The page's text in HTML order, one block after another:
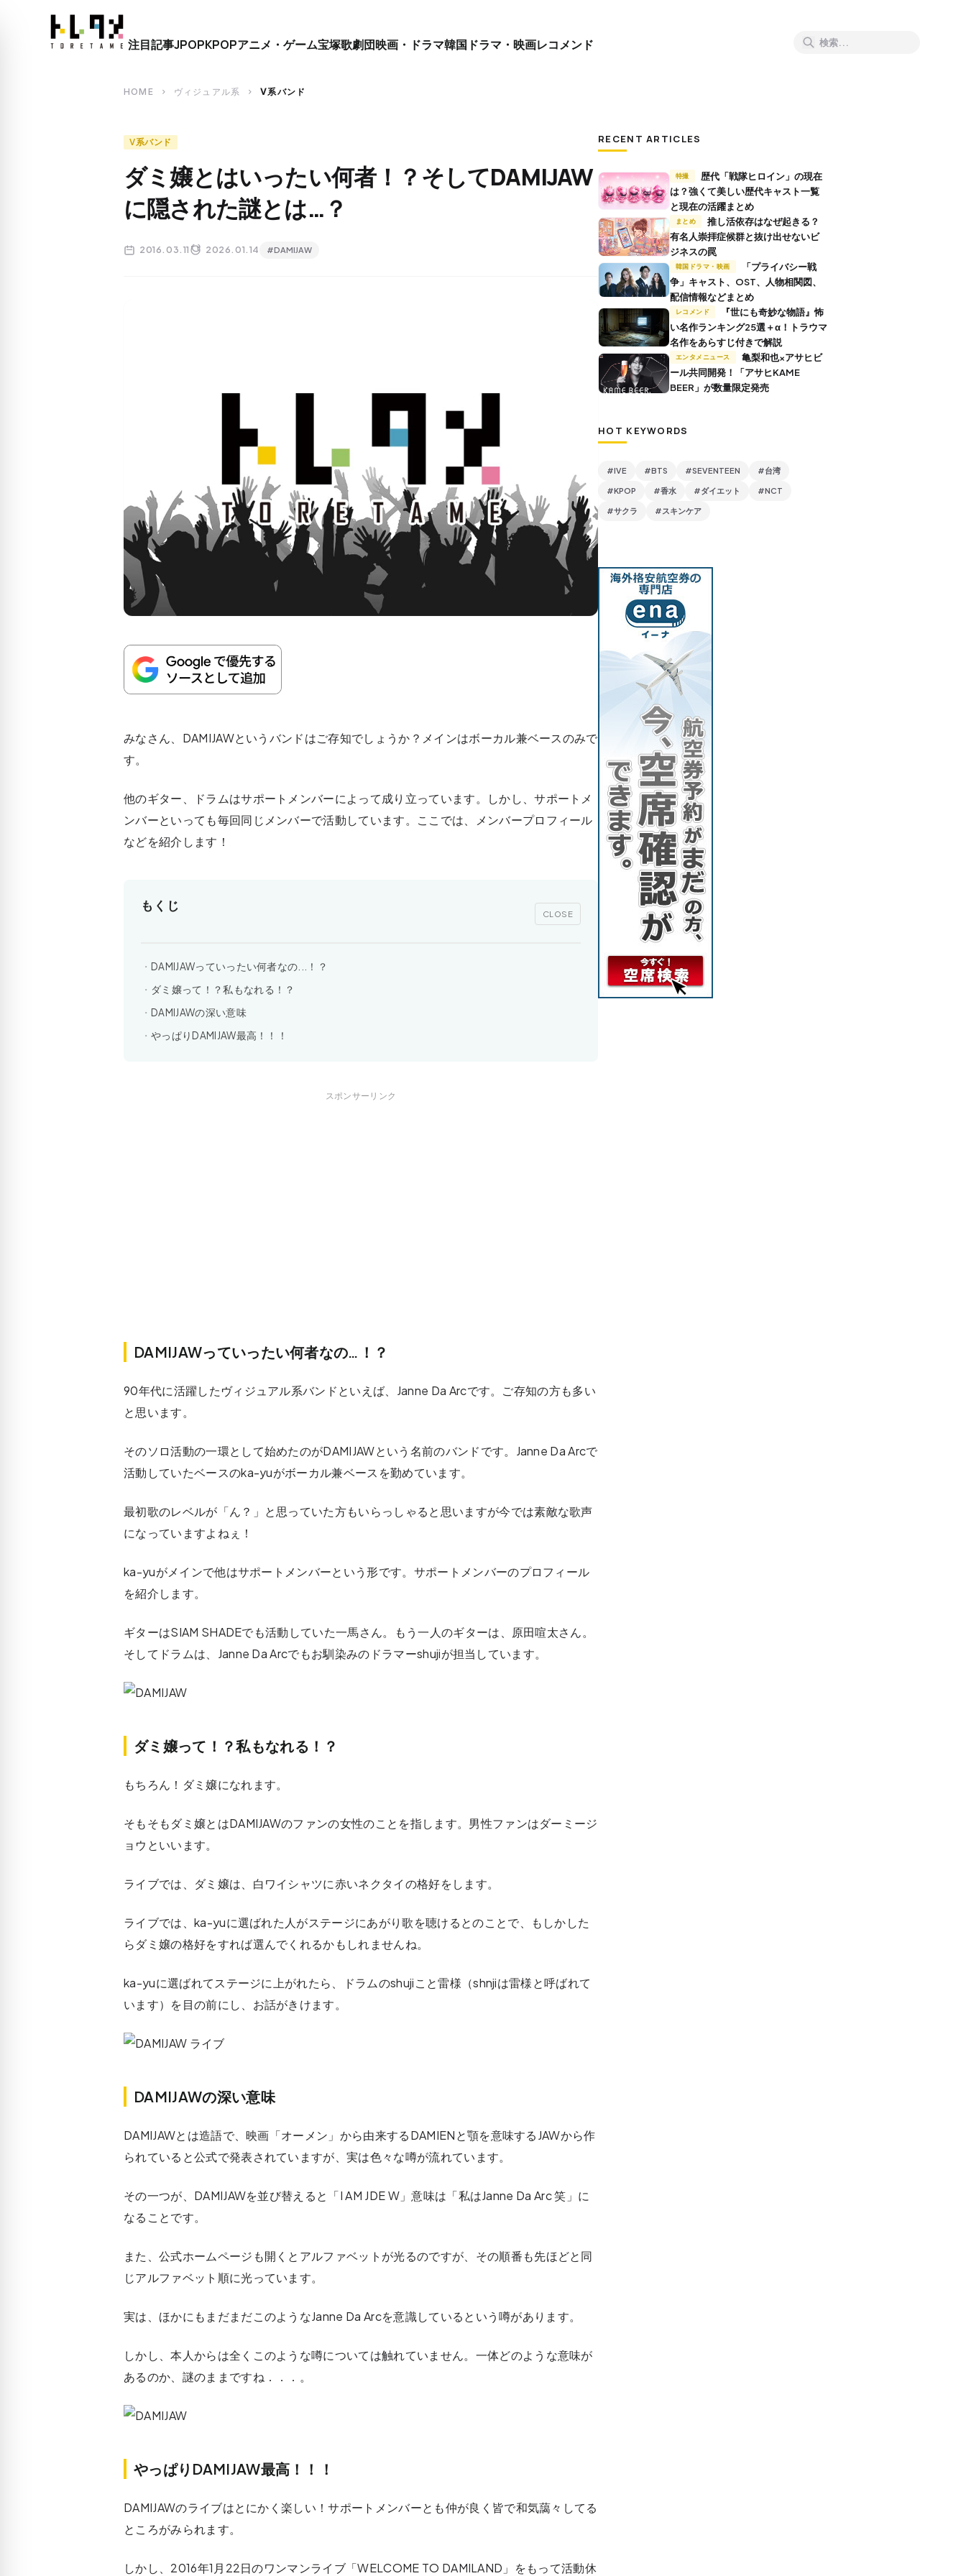
close
注目記事JPOPKPOPアニメ・ゲーム宝塚歌劇団映画・ドラマ韓国ドラマ・映画レコメンド
HOME chevron_right ヴィジュアル系 chevron_right V系バンド
V系バンド
ダミ嬢とはいったい何者！？そしてDAMIJAW
に隠された謎とは…？
2016.03.11 2026.01.14 #DAMIJAW
みなさん、DAMIJAWというバンドはご存知でしょうか？メインはボーカル兼ベースのみで
す。
他のギター、ドラムはサポートメンバーによって成り立っています。しかし、サポートメ
ンバーといっても毎回同じメンバーで活動しています。ここでは、メンバープロフィール
などを紹介します！
もくじ
CLOSE
DAMIJAWっていったい何者なの...！？
ダミ嬢って！？私もなれる！？
DAMIJAWの深い意味
やっぱりDAMIJAW最高！！！
スポンサーリンク
DAMIJAWっていったい何者なの…！？
90年代に活躍したヴィジュアル系バンドといえば、Janne Da Arcです。ご存知の方も多い
と思います。
そのソロ活動の一環として始めたのがDAMIJAWという名前のバンドです。Janne Da Arcで
活動していたベースのka-yuがボーカル兼ベースを勤めています。
最初歌のレベルが「ん？」と思っていた方もいらっしゃると思いますが今では素敵な歌声
になっていますよねぇ！
ka-yuがメインで他はサポートメンバーという形です。サポートメンバーのプロフィール
を紹介します。
ギターはSIAM SHADEでも活動していた一馬さん。もう一人のギターは、原田喧太さん。
そしてドラムは、Janne Da Arcでもお馴染みのドラマーshujiが担当しています。
ダミ嬢って！？私もなれる！？
もちろん！ダミ嬢になれます。
そもそもダミ嬢とはDAMIJAWのファンの女性のことを指します。男性ファンはダーミージ
ョウといいます。
ライブでは、ダミ嬢は、白ワイシャツに赤いネクタイの格好をします。
ライブでは、ka-yuに選ばれた人がステージにあがり歌を聴けるとのことで、もしかした
らダミ嬢の格好をすれば選んでくれるかもしれませんね。
ka-yuに選ばれてステージに上がれたら、ドラムのshujiこと雷様（shnjiは雷様と呼ばれて
います）を目の前にし、お話がきけます。
DAMIJAWの深い意味
DAMIJAWとは造語で、映画「オーメン」から由来するDAMIENと顎を意味するJAWから作
られていると公式で発表されていますが、実は色々な噂が流れています。
その一つが、DAMIJAWを並び替えると「I AM JDE W」意味は「私はJanne Da Arc 笑」に
なることです。
また、公式ホームページも開くとアルファベットが光るのですが、その順番も先ほどと同
じアルファベット順に光っています。
実は、ほかにもまだまだこのようなJanne Da Arcを意識しているという噂があります。
しかし、本人からは全くこのような噂については触れていません。一体どのような意味が
あるのか、謎のままですね．．．。
やっぱりDAMIJAW最高！！！
DAMIJAWのライブはとにかく楽しい！サポートメンバーとも仲が良く皆で和気藹々してる
ところがみられます。
しかし、2016年1月22日のワンマンライブ「WELCOME TO DAMILAND」をもって活動休
RECENT ARTICLES
特撮
は？強くて美しい歴代キャスト一覧
と現在の活躍まとめ
まとめ
推し活依存はなぜ起きる？
有名人崇拝症候群と抜け出せないビ
ジネスの罠
韓国ドラマ・映画
争」キャスト、OST、人物相関図、
配信情報などまとめ
レコメンド
い名作ランキング25選＋α！トラウマ
名作をあらすじ付きで解説
エンタメニュース
ール共同開発！「アサヒKAME
BEER」が数量限定発売
HOT KEYWORDS
#IVE #BTS #SEVENTEEN #台湾
#KPOP #香水 #ダイエット #NCT
#サクラ #スキンケア